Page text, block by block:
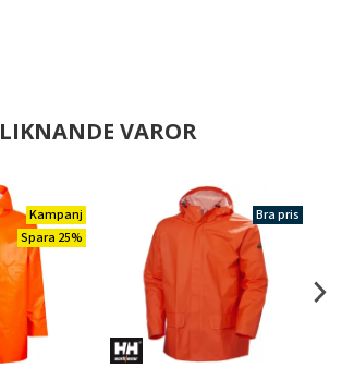
LIKNANDE VAROR
Kampanj
Spara 25%
Bra pris